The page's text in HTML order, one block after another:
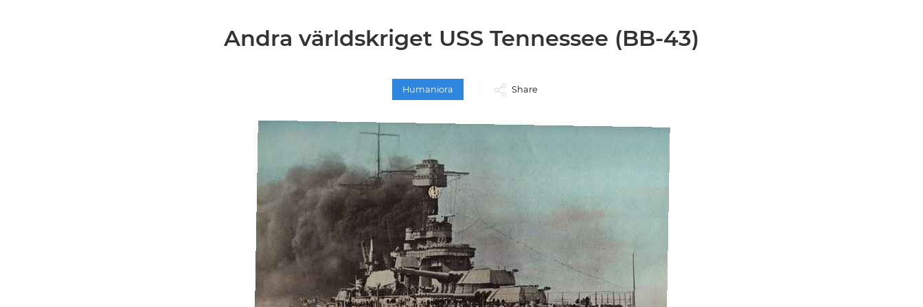
Andra världskriget USS Tennessee (BB-43)
Humaniora Share